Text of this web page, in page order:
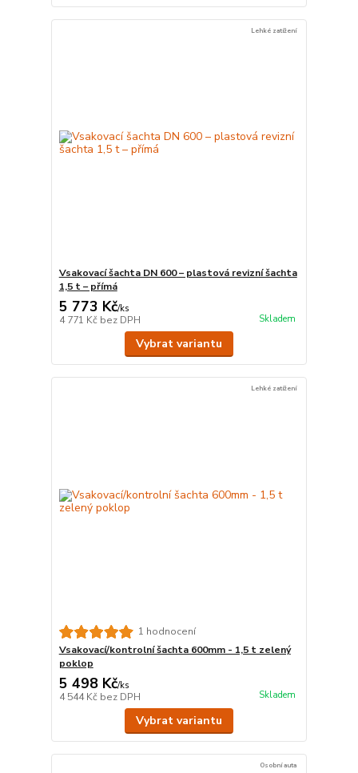
Lehké zatížení
Vsakovací šachta DN 600 – plastová revizní šachta
1,5 t – přímá
5 773 Kč/ks
4 771 Kč bez DPH Skladem
Vybrat variantu
Lehké zatížení
1 hodnocení
Vsakovací/kontrolní šachta 600mm - 1,5 t zelený
poklop
5 498 Kč/ks
4 544 Kč bez DPH Skladem
Vybrat variantu
Osobní auta